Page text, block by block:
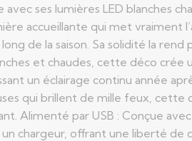
avec ses lumières LED blanches
accueillante qui met vraiment
de la saison. Sa solidité la
et chaudes, cette déco crée
un éclairage continu année
qui brillent de mille feux,
Alimenté par USB : Conçue
un chargeur, offrant une liberté